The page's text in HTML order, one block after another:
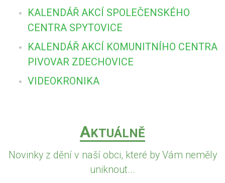
KALENDÁŘ AKCÍ SPOLEČENSKÉHO
CENTRA SPYTOVICE
KALENDÁŘ AKCÍ KOMUNITNÍHO CENTRA
PIVOVAR ZDECHOVICE
VIDEOKRONIKA
AKTUÁLNĚ
Novinky z dění v naší obci, které by Vám neměly
uniknout...